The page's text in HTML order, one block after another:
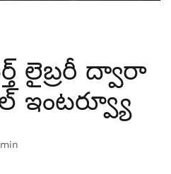
లైబ్రరీ ద్వారా